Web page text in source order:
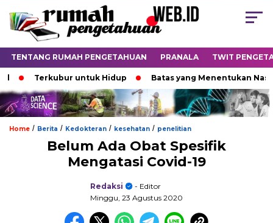
TENTANG RUMAH PENGETAHUAN PRANALA TWIT
Terkubur untuk Hidup Batas yang Menentukan Nasib
Home / Berita / Kedokteran / kesehatan / penelitian
Belum Ada Obat Spesifik
Mengatasi Covid-19
Redaksi
- Editor
Minggu, 23 Agustus 2020